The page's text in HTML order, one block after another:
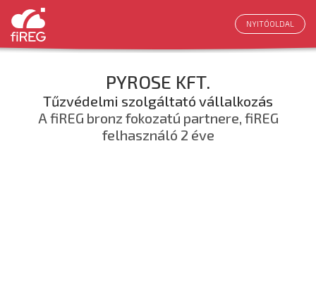
NYITÓOLDAL
PYROSE KFT.
Tűzvédelmi szolgáltató vállalkozás
A fiREG bronz fokozatú partnere, fiREG
felhasználó 2 éve